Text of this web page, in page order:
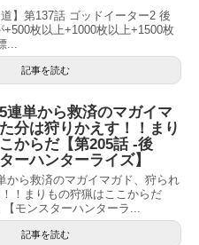
】第137話 ゴッドイーター2 後
枚以上+1000枚以上+1500枚
...
記事を読む
連単から救済のマガイマ
分は狩りかえす！！まり
からだ【第205話 -後
ーハンターライズ】
から救済のマガイマガド、狩られ
！まりもの狩猟はここからだ
【モンスターハンターラ...
記事を読む